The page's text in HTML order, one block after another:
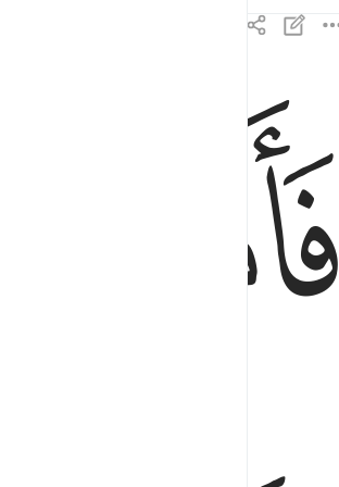
فاما من اوتي كتابه بيمينه فيقول هاوم اقرءوا كتابيه
فَأَمَّا مَنْ أُوتِىَ كِتَـٰبَهُۥ بِيَمِينِهِۦ فَيَقُولُ هَآؤُمُ ٱقْرَءُوا۟
ﲈ